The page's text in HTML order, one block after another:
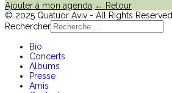
Ajouter à mon agenda ← Retour
© 2025 Quatuor Aviv - All Rights Reserved
Rechercher
Bio
Concerts
Albums
Presse
Amis